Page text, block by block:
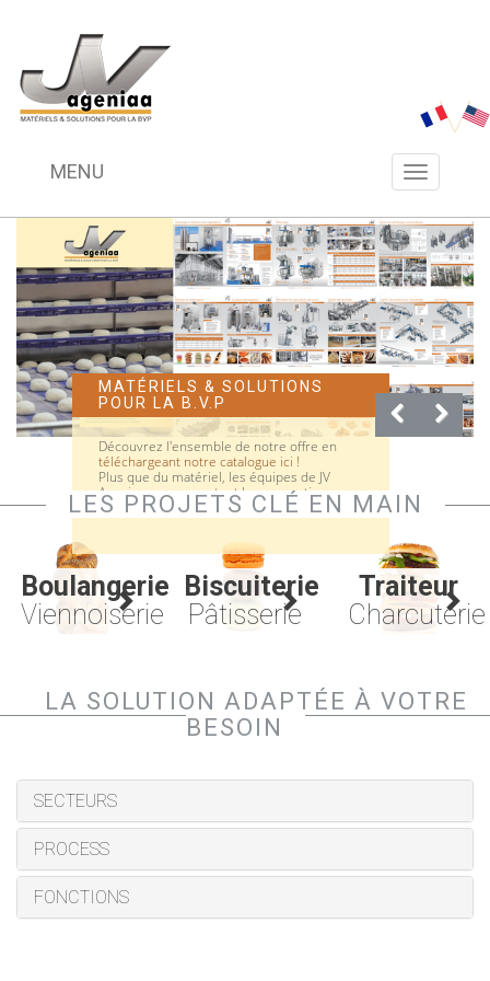
Menu
navigation
MENU
MATÉRIELS & SOLUTIONS
POUR LA B.V.P
Découvrez l'ensemble de notre offre en
téléchargeant notre catalogue ici !
Plus que du matériel, les équipes de JV
Ageniaa vous apportent leur expertise pour
l'ensemble de vos projets...
REPORTAGE TV - LES DEUX
GOURMANDS
Reportage "Made In France" dans Zone
Interdite ce 9 novembre : Les Deux
Gourmands réceptionnent leurs nouveaux
équipements.
Cliquez sur ce lien pour la visionner
LES PROJETS CLÉ EN MAIN
Boulangerie
Viennoiserie
Biscuiterie
Pâtisserie
Traiteur
Charcuterie
LA SOLUTION ADAPTÉE À VOTRE
BESOIN
SECTEURS
PROCESS
FONCTIONS